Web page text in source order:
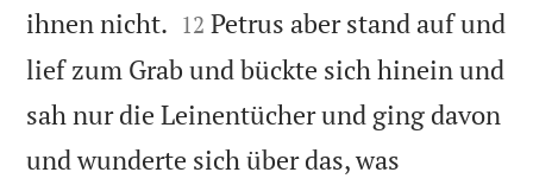
ihnen nicht. 

12 Petrus aber stand auf und
lief zum Grab und bückte sich hinein und
sah nur die Leinentücher und ging davon
und wunderte sich über das, was